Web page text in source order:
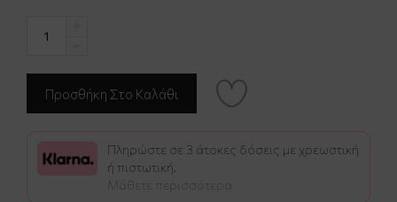
Πληρώστε σε 3 άτοκες δόσεις με χρεωστική
ή πιστωτική.
Μάθετε περισσότερα